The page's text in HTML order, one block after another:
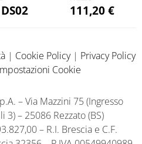
111,20€
| Cookie Policy| Privacy Policy
Cookie
– Via Mazzini 75 (Ingresso
3) – 25086 Rezzato (BS)
– R.I. Brescia e C.F.